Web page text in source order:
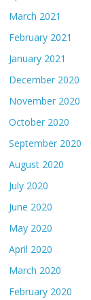
March 2021
February 2021
January 2021
December 2020
November 2020
October 2020
September 2020
August 2020
July 2020
June 2020
May 2020
April 2020
March 2020
February 2020